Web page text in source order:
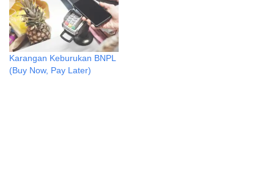
Karangan Keburukan BNPL
(Buy Now, Pay Later)